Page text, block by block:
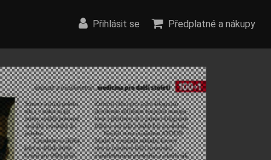
Přihlásit se Předplatné a nákupy